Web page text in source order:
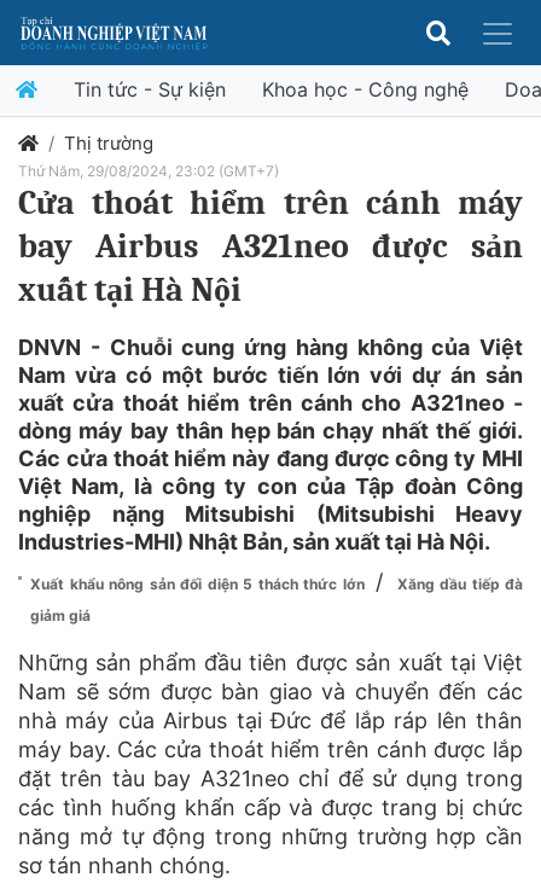
Tin tức - Sự kiện Khoa học - Công nghệ
Thị trường
Thứ Năm, 29/08/2024, 23:02 (GMT+7)
Cửa thoát hiểm trên cánh máy
bay Airbus A321neo được sản
xuất tại Hà Nội
DNVN - Chuỗi cung ứng hàng không của Việt
Nam vừa có một bước tiến lớn với dự án sản
xuất cửa thoát hiểm trên cánh cho A321neo -
dòng máy bay thân hẹp bán chạy nhất thế giới.
Các cửa thoát hiểm này đang được công ty MHI
Việt Nam, là công ty con của Tập đoàn Công
nghiệp nặng Mitsubishi (Mitsubishi Heavy
Industries-MHI) Nhật Bản, sản xuất tại Hà Nội.
Xuất khẩu nông sản đối diện 5 thách thức lớn /
Xăng dầu tiếp đà
giảm giá
Những sản phẩm đầu tiên được sản xuất tại Việt
Nam sẽ sớm được bàn giao và chuyển đến các
nhà máy của Airbus tại Đức để lắp ráp lên thân
máy bay. Các cửa thoát hiểm trên cánh được lắp
đặt trên tàu bay A321neo chỉ để sử dụng trong
các tình huống khẩn cấp và được trang bị chức
năng mở tự động trong những trường hợp cần
sơ tán nhanh chóng.